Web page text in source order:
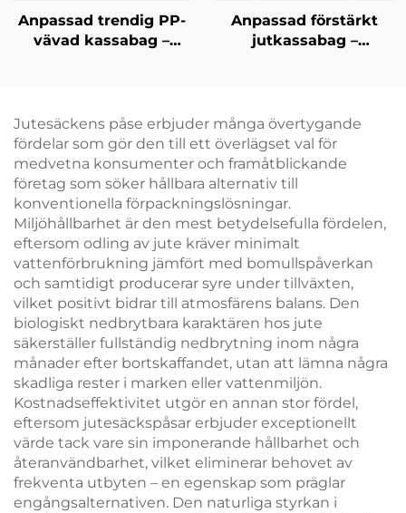
Anpassad trendig PP-
vävad kassabag –
varumärkesaktiviteter
Anpassad förstärkt
jutkassabag –
varumärkessynlighet
Jutesäckens påse erbjuder många övertygande
fördelar som gör den till ett överlägset val för
medvetna konsumenter och framåtblickande
företag som söker hållbara alternativ till
konventionella förpackningslösningar.
Miljöhållbarhet är den mest betydelsefulla fördelen,
eftersom odling av jute kräver minimalt
vattenförbrukning jämfört med bomullspåverkan
och samtidigt producerar syre under tillväxten,
vilket positivt bidrar till atmosfärens balans. Den
biologiskt nedbrytbara karaktären hos jute
säkerställer fullständig nedbrytning inom några
månader efter bortskaffandet, utan att lämna några
skadliga rester i marken eller vattenmiljön.
Kostnadseffektivitet utgör en annan stor fördel,
eftersom jutesäckspåsar erbjuder exceptionellt
värde tack vare sin imponerande hållbarhet och
återanvändbarhet, vilket eliminerar behovet av
frekventa utbyten – en egenskap som präglar
engångsalternativen. Den naturliga styrkan i